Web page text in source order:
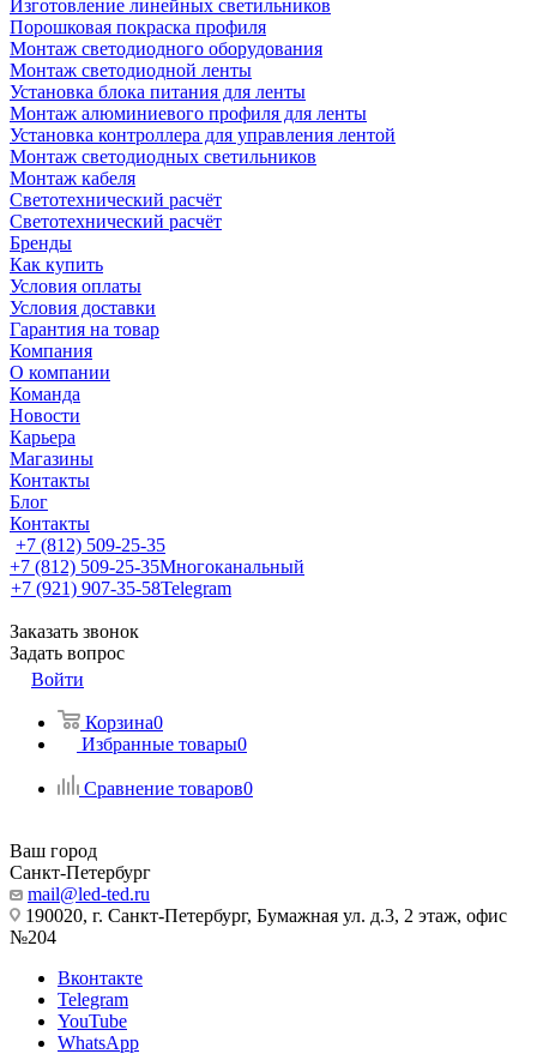
Изготовление линейных светильников
Порошковая покраска профиля
Монтаж светодиодного оборудования
Монтаж светодиодной ленты
Установка блока питания для ленты
Монтаж алюминиевого профиля для ленты
Установка контроллера для управления лентой
Монтаж светодиодных светильников
Монтаж кабеля
Светотехнический расчёт
Светотехнический расчёт
Бренды
Как купить
Условия оплаты
Условия доставки
Гарантия на товар
Компания
О компании
Команда
Новости
Карьера
Магазины
Контакты
Блог
Контакты
+7 (812) 509-25-35
+7 (812) 509-25-35Многоканальный
+7 (921) 907-35-58Telegram
Заказать звонок
Задать вопрос
Войти
Корзина0
Избранные товары0
Сравнение товаров0
Ваш город
Санкт-Петербург
mail@led-ted.ru
190020, г. Санкт-Петербург, Бумажная ул. д.3, 2 этаж, офис
№204
Вконтакте
Telegram
YouTube
WhatsApp